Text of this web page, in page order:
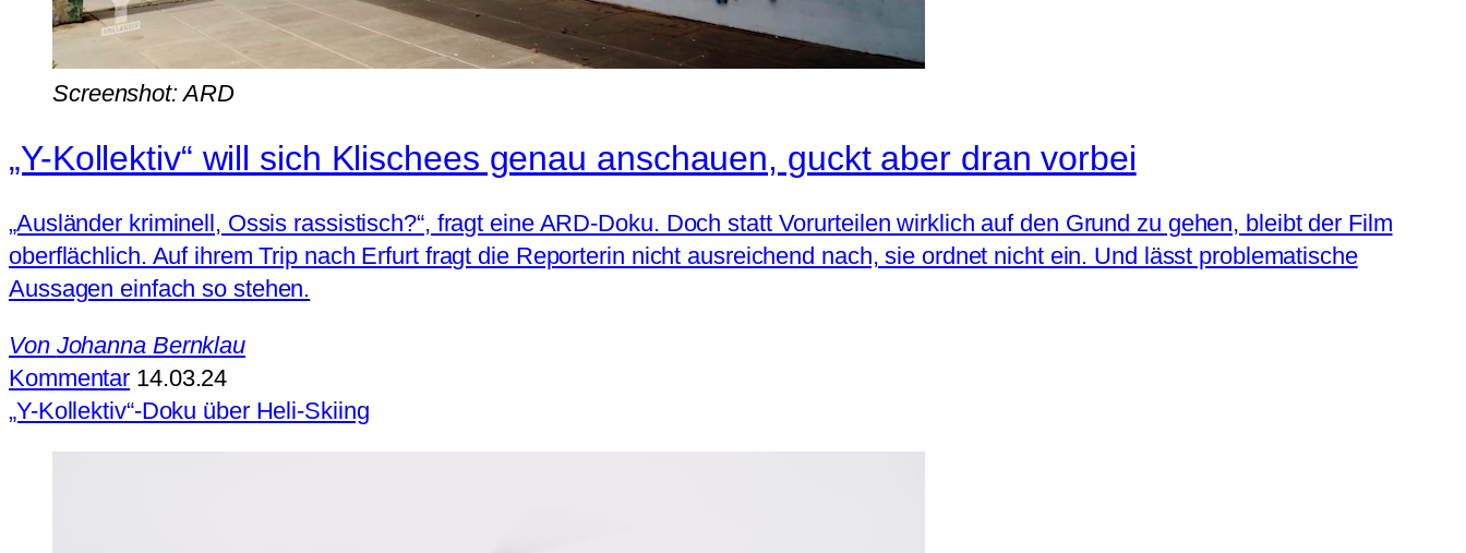
Screenshot: ARD
„Y-Kollektiv“ will sich Klischees genau anschauen, guckt aber dran vorbei
„Ausländer kriminell, Ossis rassistisch?“, fragt eine ARD-Doku. Doch statt Vorurteilen wirklich auf den Grund zu gehen, bleibt der Film
oberflächlich. Auf ihrem Trip nach Erfurt fragt die Reporterin nicht ausreichend nach, sie ordnet nicht ein. Und lässt problematische
Aussagen einfach so stehen.
Von Johanna Bernklau
Kommentar 14.03.24
„Y-Kollektiv“-Doku über Heli-Skiing